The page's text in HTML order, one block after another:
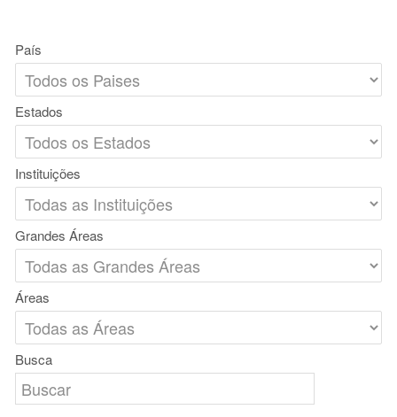
País
Estados
Instituições
Grandes Áreas
Áreas
Busca